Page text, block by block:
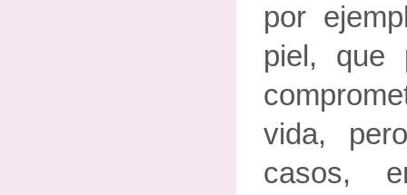
por
piel, que
vida,
casos,